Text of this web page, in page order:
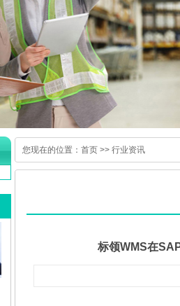
您现在的位置： 首页>> 行业资讯
标领WMS在